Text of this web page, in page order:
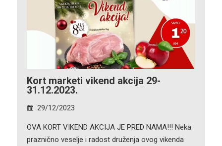
Kort marketi vikend akcija 29-
31.12.2023.
29/12/2023
OVA KORT VIKEND AKCIJA JE PRED NAMA!!! Neka
praznično veselje i radost druženja ovog vikenda